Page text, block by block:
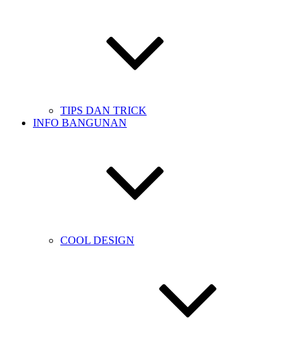
TIPS DAN TRICK
INFO BANGUNAN
COOL DESIGN